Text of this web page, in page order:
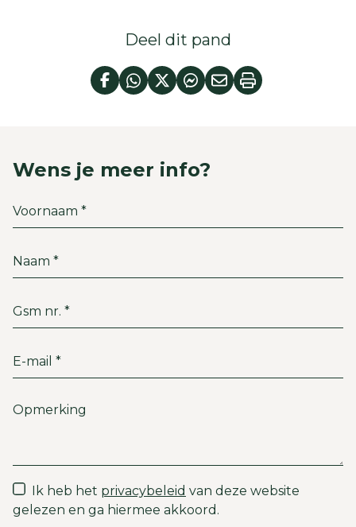
Deel dit pand
Wens je meer info?
Ik heb het privacybeleid van deze website
gelezen en ga hiermee akkoord.